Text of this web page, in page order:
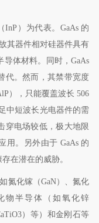
InP ）为代表。 GaAs 的
其器件相对硅器件具有
导体材料。同时，GaAs
代。然而，其禁带宽度
），只能覆盖波长 506
中短波长光电器件的需
穿电场较低，极大地限
用。另外由于 GaAs 的
在潜在的威胁。
氮化镓（GaN）、氮化
物半导体（如氧化锌
）等）和金刚石等